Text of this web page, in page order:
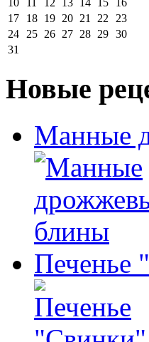
10
11 12 13 14 15
16
17
18 19 20 21 22 23
24 25 26 27 28 29 30
31
Новые
Манные
Печенье